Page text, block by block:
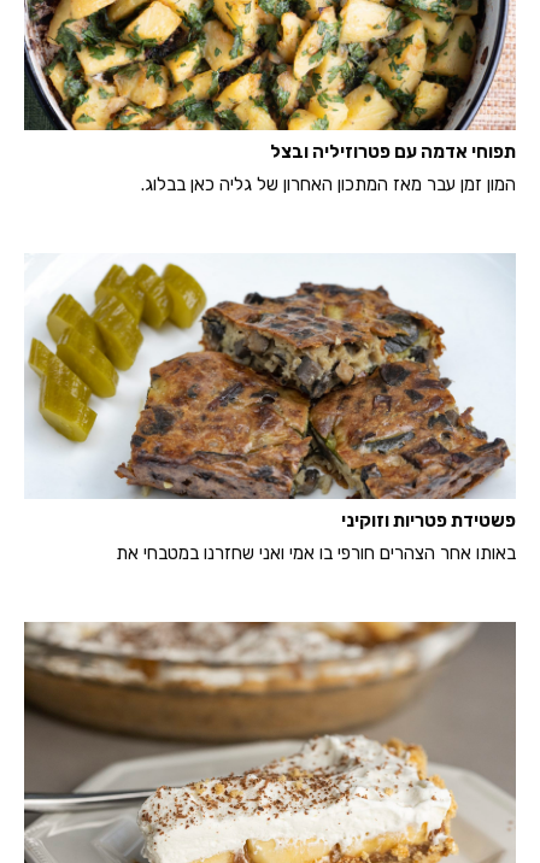
תפוחי אדמה עם פטרוזיליה ובצל
המון זמן עבר מאז המתכון האחרון של גליה כאן בבלוג.
פשטידת פטריות וזוקיני
באותו אחר הצהרים חורפי בו אמי ואני שחזרנו במטבחי את